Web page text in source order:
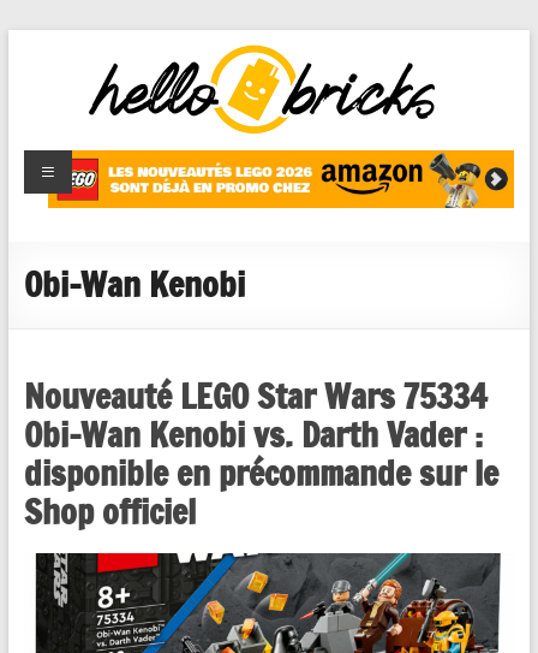
HelloBricks
Blog LEGO,
nouveaut�s
reviews
Obi-Wan Kenobi
Nouveauté LEGO Star Wars 75334
Obi-Wan Kenobi vs. Darth Vader :
disponible en précommande sur le
Shop officiel